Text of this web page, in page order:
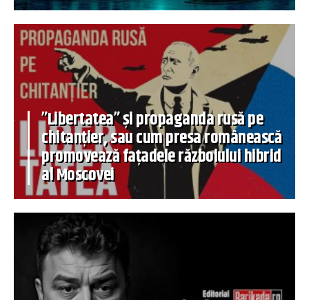
”Libertatea” și propaganda rusă pe
chitanțier, sau cum presa românească
promovează fațadele războiului hibrid
al Moscovei